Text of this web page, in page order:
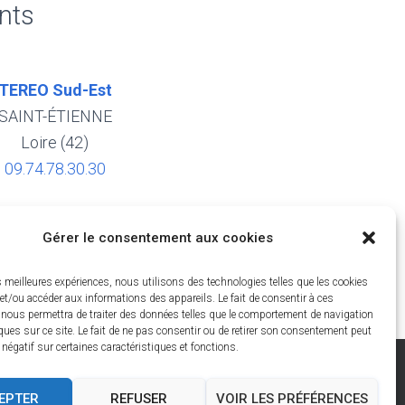
Gérer le consentement aux cookies
meilleures expériences, nous utilisons des technologies telles que les cookies
ou accéder aux informations des appareils. Le fait de consentir à ces
permettra de traiter des données telles que le comportement de navigation
sur ce site. Le fait de ne pas consentir ou de retirer son consentement peut
négatif sur certaines caractéristiques et fonctions.
REFUSER VOIR LES PRÉFÉRENCES
TEREO Sud-Est
SAINT-ÉTIENNE
Loire (42)
09.74.78.30.30
phréatiques